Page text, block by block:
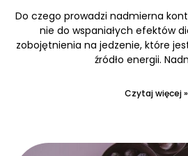
Do czego prowadzi nadmierna
nie do wspaniałych efektów
zobojętnienia na jedzenie, które
źródło energii.
Czytaj więcej »